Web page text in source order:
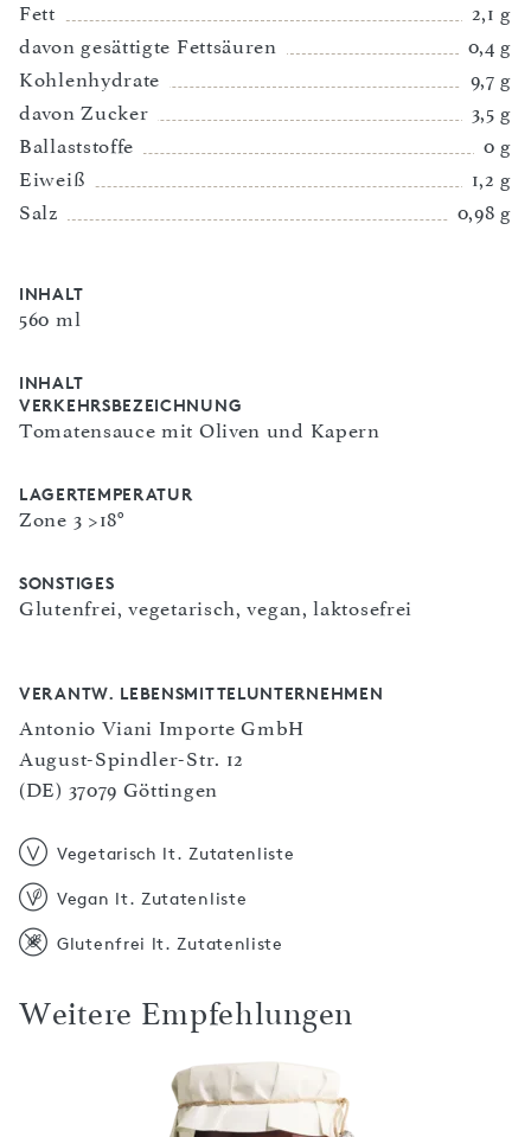
Fett
2,1 g
davon gesättigte Fettsäuren
0,4 g
Kohlenhydrate
9,7 g
davon Zucker
3,5 g
Ballaststoffe
0 g
Eiweiß
1,2 g
Salz
0,98 g
INHALT
560 ml
INHALT
VERKEHRSBEZEICHNUNG
Tomatensauce mit Oliven und Kapern
LAGERTEMPERATUR
Zone 3 >18°
SONSTIGES
Glutenfrei, vegetarisch, vegan, laktosefrei
VERANTW. LEBENSMITTELUNTERNEHMEN
Antonio Viani Importe GmbH
August-Spindler-Str. 12
(DE) 37079 Göttingen
Vegetarisch lt. Zutatenliste
Vegan lt. Zutatenliste
Glutenfrei lt. Zutatenliste
Weitere Empfehlungen